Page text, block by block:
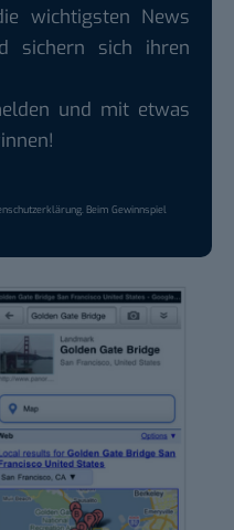
wichtigsten News
sichern sich ihren
und mit etwas
. Beim Gewinnspiel